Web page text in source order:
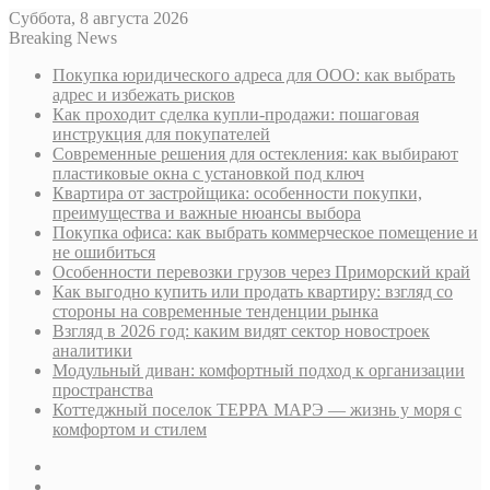
Суббота, 8 августа 2026
Breaking News
Покупка юридического адреса для ООО: как выбрать
адрес и избежать рисков
Как проходит сделка купли-продажи: пошаговая
инструкция для покупателей
Современные решения для остекления: как выбирают
пластиковые окна с установкой под ключ
Квартира от застройщика: особенности покупки,
преимущества и важные нюансы выбора
Покупка офиса: как выбрать коммерческое помещение и
не ошибиться
Особенности перевозки грузов через Приморский край
Как выгодно купить или продать квартиру: взгляд со
стороны на современные тенденции рынка
Взгляд в 2026 год: каким видят сектор новостроек
аналитики
Модульный диван: комфортный подход к организации
пространства
Коттеджный поселок ТЕРРА МАРЭ — жизнь у моря с
комфортом и стилем